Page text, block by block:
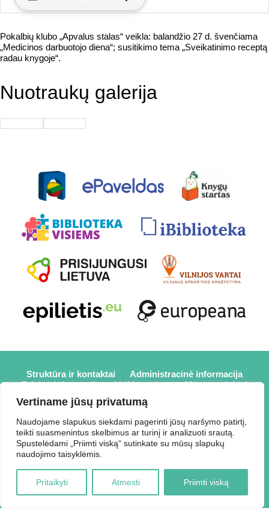
Vertiname jūsų privatumą
Naudojame slapukus siekdami pagerinti jūsų naršymo patirtį,
teikti suasmenintus skelbimus ar turinį ir analizuoti srautą.
Spustelėdami „Priimti viską“ sutinkate su mūsų slapukų
naudojimo taisyklėmis.
Pritaikyti Atmesti Priimti viską
Pokalbių klubo „Apvalus stalas“ veikla: balandžio 27 d. švenčiama
„Medicinos darbuotojo diena“; susitikimo tema „Sveikatinimo receptą
radau knygoje“.
Nuotraukų galerija
Struktūra ir kontaktai
Administracinė informacija
Teisinė informacija
Veiklos sritys
Mūsų projektai
Karjera
Partneriai
Prisijungti
2026 © Elektrėnų savivaldybės viešoji biblioteka,
Savivaldybės biudžetinė įstaiga, Draugystės g. 2, LT-26110
Elektrėnai, tel.: +370 648 80 788, el.p.:
Duomenys kaupiami ir saugomi Juridinių asmenų registre,
kodas 188207697.